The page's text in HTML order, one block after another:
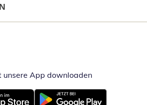
unsere App downloadenÖffnet in